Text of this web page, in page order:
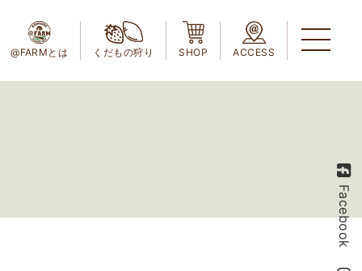
@FARMとは くだもの狩り SHOP ACCESS
Facebook